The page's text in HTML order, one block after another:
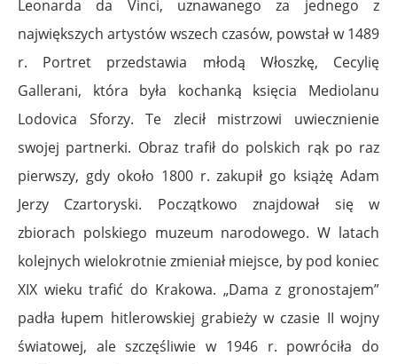
Leonarda da Vinci, uznawanego za jednego z
największych artystów wszech czasów, powstał w 1489
r. Portret przedstawia młodą Włoszkę, Cecylię
Gallerani, która była kochanką księcia Mediolanu
Lodovica Sforzy. Te zlecił mistrzowi uwiecznienie
swojej partnerki. Obraz trafił do polskich rąk po raz
pierwszy, gdy około 1800 r. zakupił go książę Adam
Jerzy Czartoryski. Początkowo znajdował się w
zbiorach polskiego muzeum narodowego. W latach
kolejnych wielokrotnie zmieniał miejsce, by pod koniec
XIX wieku trafić do Krakowa. „Dama z gronostajem”
padła łupem hitlerowskiej grabieży w czasie II wojny
światowej, ale szczęśliwie w 1946 r. powróciła do